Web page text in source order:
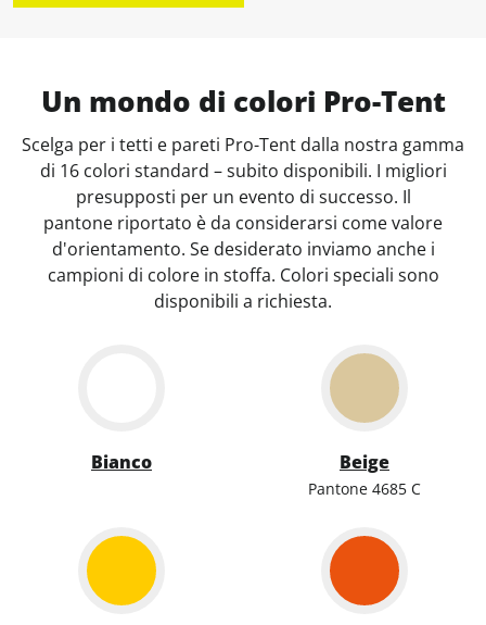
Un mondo di colori Pro-Tent
Scelga per i tetti e pareti Pro-Tent dalla nostra gamma
di 16 colori standard – subito disponibili. I migliori
presupposti per un evento di successo. Il
pantone riportato è da considerarsi come valore
d'orientamento. Se desiderato inviamo anche i
campioni di colore in stoffa. Colori speciali sono
disponibili a richiesta.
Bianco Beige
Pantone 4685 C